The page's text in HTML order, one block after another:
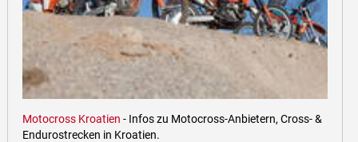
Motocross Kroatien - Infos zu Motocross-Anbietern, Cross- &
Endurostrecken in Kroatien.